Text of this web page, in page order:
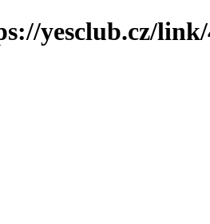
yesclub.cz/link/